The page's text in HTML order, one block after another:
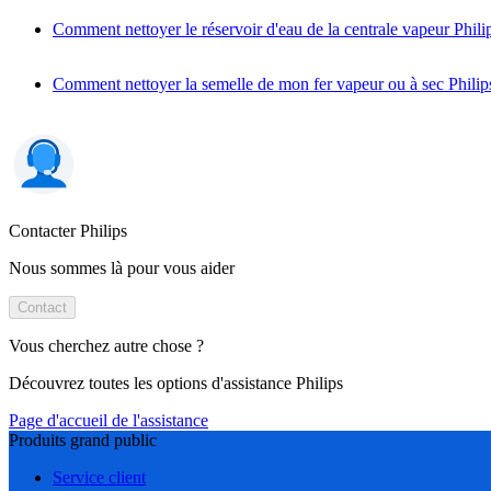
Comment nettoyer le réservoir d'eau de la centrale vapeur
Comment nettoyer la semelle de mon fer vapeur ou à sec
Contacter Philips
Nous sommes là pour vous aider
Contact
Vous cherchez autre chose ?
Découvrez toutes les options d'assistance Philips
Page d'accueil de l'assistance
Produits grand public
Service client